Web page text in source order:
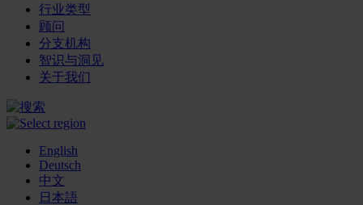
行业类型
顾问
分支机构
智识与洞见
关于我们
English
Deutsch
中文
日本語